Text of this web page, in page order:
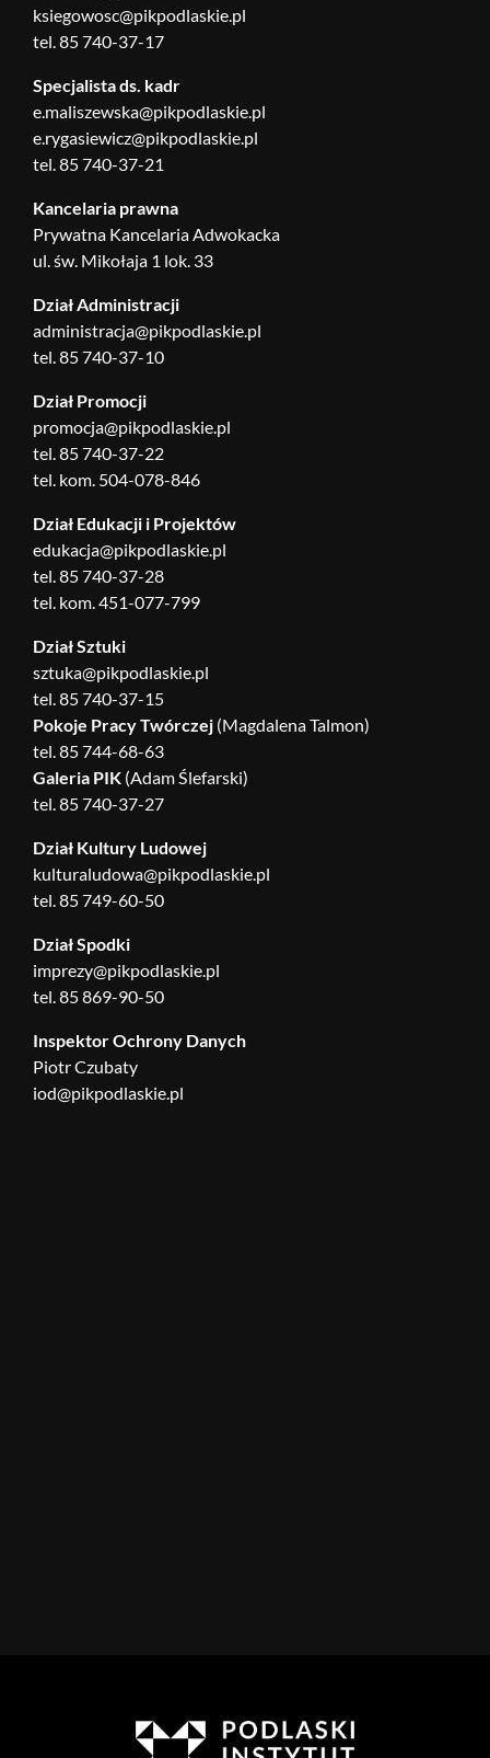
ksiegowosc@pikpodlaskie.pl
tel. 85 740-37-17
Specjalista ds. kadr
e.maliszewska@pikpodlaskie.pl
e.rygasiewicz@pikpodlaskie.pl
tel. 85 740-37-21
Kancelaria prawna
Prywatna Kancelaria Adwokacka
ul. św. Mikołaja 1 lok. 33
Dział Administracji
administracja@pikpodlaskie.pl
tel. 85 740-37-10
Dział Promocji
promocja@pikpodlaskie.pl
tel. 85 740-37-22
tel. kom. 504-078-846
Dział Edukacji i Projektów
edukacja@pikpodlaskie.pl
tel. 85 740-37-28
tel. kom. 451-077-799
Dział Sztuki
sztuka@pikpodlaskie.pl
tel. 85 740-37-15
Pokoje Pracy Twórczej (Magdalena Talmon)
tel. 85 744-68-63
Galeria PIK (Adam Ślefarski)
tel. 85 740-37-27
Dział Kultury Ludowej
kulturaludowa@pikpodlaskie.pl
tel. 85 749-60-50
Dział Spodki
imprezy@pikpodlaskie.pl
tel. 85 869-90-50
Inspektor Ochrony Danych
Piotr Czubaty
iod@pikpodlaskie.pl